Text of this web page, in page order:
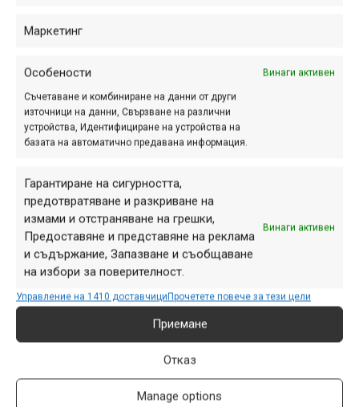
Маркетинг
Особености Винаги активен
Съчетаване и комбиниране на данни от други
източници на данни, Свързване на различни
устройства, Идентифициране на устройства на
базата на автоматично предавана информация.
Гарантиране на сигурността,
предотвратяване и разкриване на
измами и отстраняване на грешки,
Предоставяне и представяне на реклама
и съдържание, Запазване и съобщаване
на избори за поверителност.
Винаги активен
Управление на 1410 доставчициПрочетете повече за тези цели
Приемане
Отказ
Manage options
– Да подпишат пред инструктора Декларация за
С общото съдържание на декларацията може да се
запознаетеТУК, но някои редове в нея ще са
индивидуални за всяко обучение, така че конкретните
декларации ще се подписват на място.
– Препоръчително е всеки участник да има Планинска
*Тези застраховки могат да ви спестят разходи в случай
на травма, оказване на първа помощ, спасяване в
планината и други неприятни ситуации. Организаторите
на събитието не носят отговорност за каквито и да е
разходи, възникнали за участниците във връзка с такъв
инцидент.
Желаещите да участват в мероприятието
запишат най-късно до 19:00 ч на 4 октомври 2019 г.
чрез попълване на формуляра долу. Посочват се трите